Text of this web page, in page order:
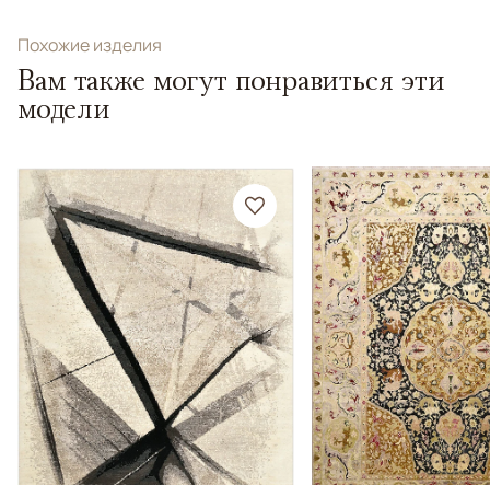
Похожие изделия
Вам также могут понравиться эти
модели